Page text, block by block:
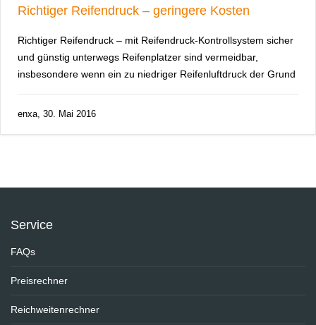
Richtiger Reifendruck – geringere Kosten
Richtiger Reifendruck – mit Reifendruck-Kontrollsystem sicher
und günstig unterwegs Reifenplatzer sind vermeidbar,
insbesondere wenn ein zu niedriger Reifenluftdruck der Grund
enxa, 30. Mai 2016
Service
FAQs
Preisrechner
Reichweitenrechner